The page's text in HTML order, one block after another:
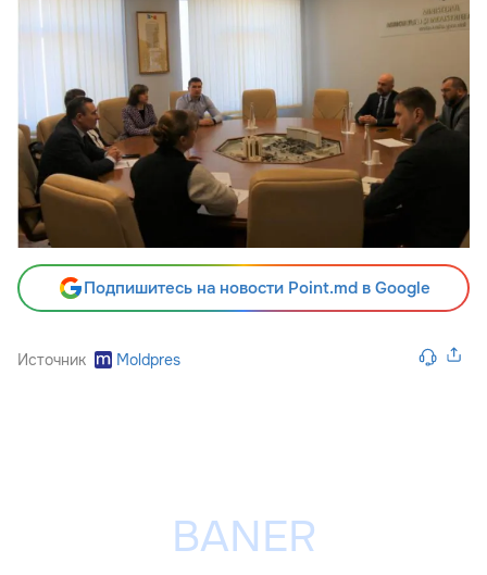
Подпишитесь на новости Point.md в Google
Источник Moldpres